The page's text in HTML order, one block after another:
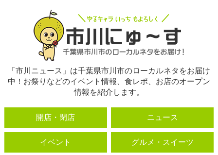
「市川ニュース」は千葉県市川市のローカルネタをお届け
中！お祭りなどのイベント情報、食レポ、お店のオープン
情報を紹介します。
開店・閉店 ニュース
イベント グルメ・スイーツ